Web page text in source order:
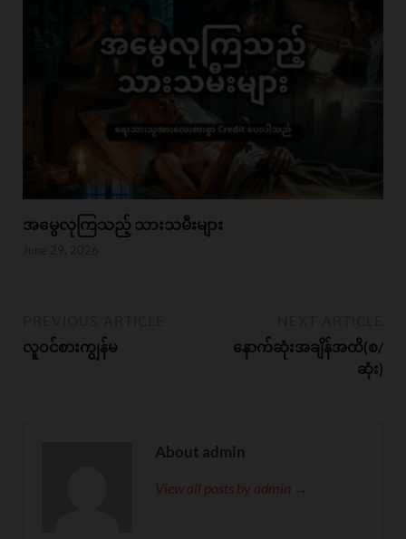
အမွေလုကြသည့် သားသမီးများ
လူဝင်စားကျွန်မ
နောက်ဆုံးအချိန်အထိ(စ/
ဆုံး)
About admin
View all posts by admin →